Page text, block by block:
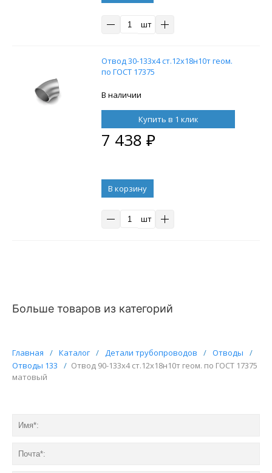
шт
Отвод 30-133х4 ст.12х18н10т геом.
по ГОСТ 17375
В наличии
Купить в 1 клик
7 438 ₽
В корзину
шт
Больше товаров из категорий
Главная / Каталог / Детали трубопроводов / Отводы
/
Отводы 133
/ Отвод 90-133х4 ст.12х18н10т геом. по ГОСТ 17375
матовый